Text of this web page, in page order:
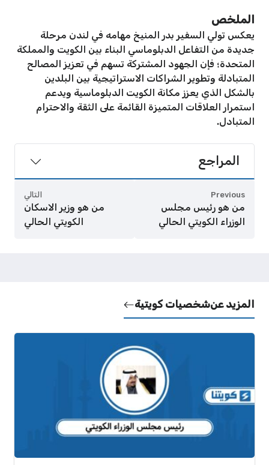
الملخص
يعكس تولي السفير بدر المنيخ مهامه في لندن مرحلة
جديدة من التفاعل الدبلوماسي البناء بين الكويت والمملكة
المتحدة؛ فإن الجهود المشتركة تسهم في تعزيز المصالح
المتبادلة وتطوير الشراكات الاستراتيجية بين البلدين
بالشكل الذي يعزز مكانة الكويت الدبلوماسية ويدعم
استمرار العلاقات المتميزة القائمة على الثقة والاحترام
المتبادل.
المراجع
Previous
من هو رئيس مجلس
الوزراء الكويتي الحالي
التالي
من هو وزير الاسكان
الكويتي الحالي
المزيد عنشخصيات كويتية